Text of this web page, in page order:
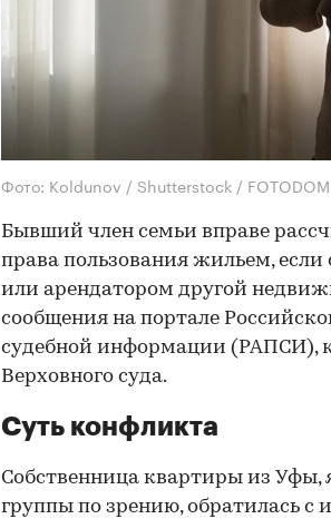
Фото: Koldunov / Shutterstock / FOTODOM
Бывший член семьи вправе
права пользования жильем, если
или арендатором другой
сообщения на портале
судебной информации (РАПСИ),
Верховного суда.
Суть конфликта
Собственница квартиры из
группы по зрению, обратилась с